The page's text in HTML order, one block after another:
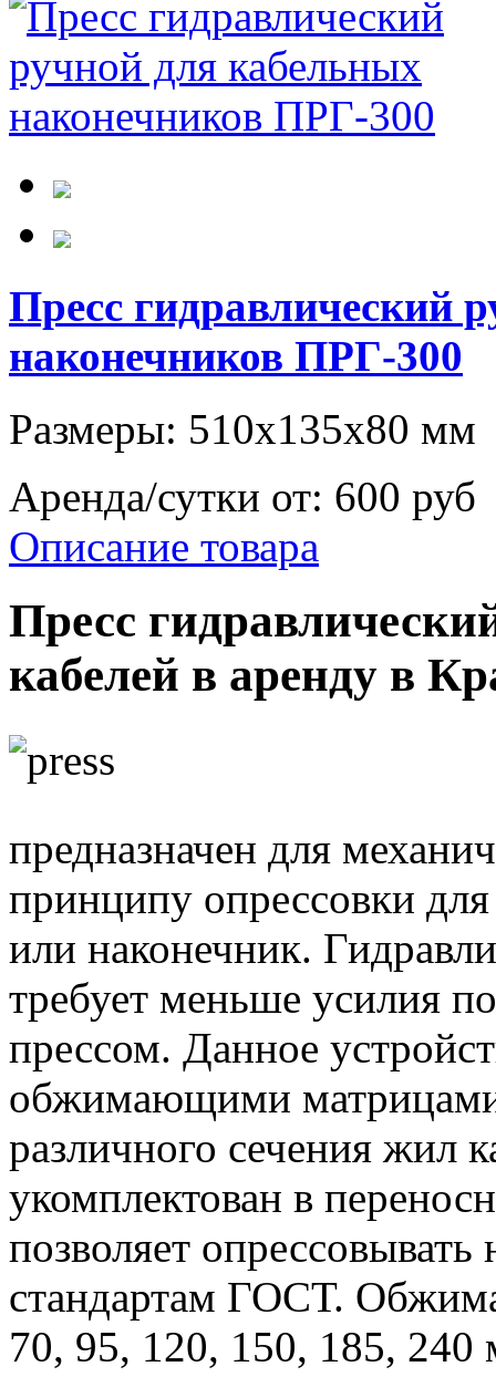
Пресс гидравлический
наконечников ПРГ-300
Размеры: 510х135х80 мм
Аренда/сутки от: 600 руб
Описание товара
Пресс
кабелей в аренду в
предназначен для
принципу опрессовки
или наконечник.
требует меньше усилия
прессом. Данное
обжимающими
различного сечения жил
укомплектован в
позволяет
стандартам ГОСТ.
70, 95, 120, 150, 185, 240